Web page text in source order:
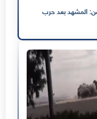
المشهد بعد حرب